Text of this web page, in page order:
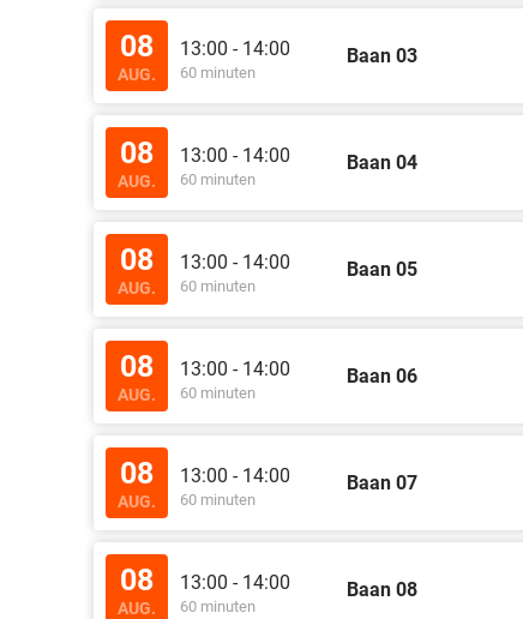
08
AUG.
13:00 - 14:00
60 minuten
Baan 03
08
AUG.
13:00 - 14:00
60 minuten
Baan 04
08
AUG.
13:00 - 14:00
60 minuten
Baan 05
08
AUG.
13:00 - 14:00
60 minuten
Baan 06
08
AUG.
13:00 - 14:00
60 minuten
Baan 07
08
AUG.
13:00 - 14:00
60 minuten
Baan 08